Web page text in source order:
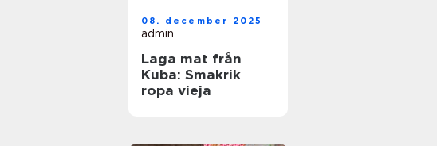
08. december 2025
admin
Laga mat från
Kuba: Smakrik
ropa vieja